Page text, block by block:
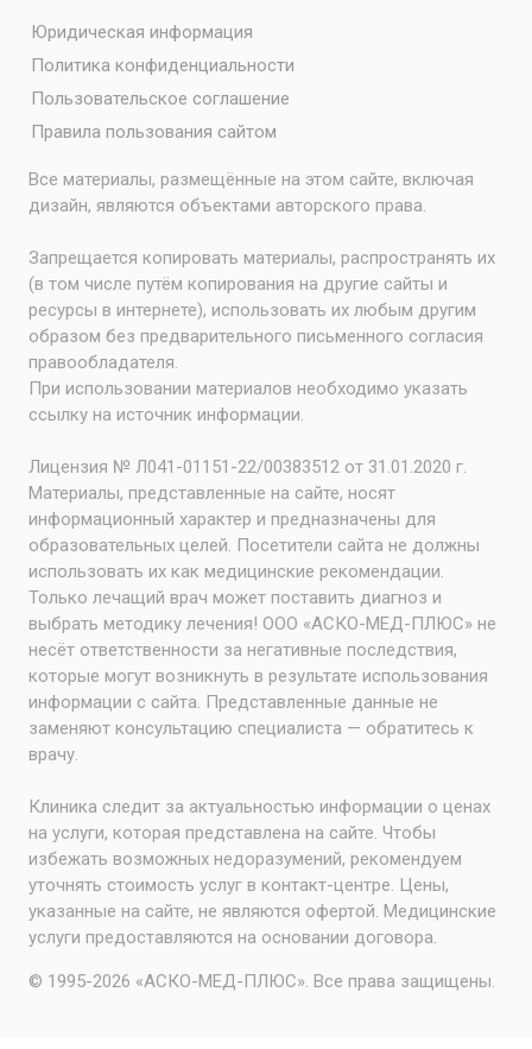
Юридическая информация
Политика конфиденциальности
Пользовательское соглашение
Правила пользования сайтом
Все материалы, размещённые на этом сайте, включая
дизайн, являются объектами авторского права.
Запрещается копировать материалы, распространять их
(в том числе путём копирования на другие сайты и
ресурсы в интернете), использовать их любым другим
образом без предварительного письменного согласия
правообладателя.
При использовании материалов необходимо указать
ссылку на источник информации.
Лицензия № Л041-01151-22/00383512 от 31.01.2020 г.
Материалы, представленные на сайте, носят
информационный характер и предназначены для
образовательных целей. Посетители сайта не должны
использовать их как медицинские рекомендации.
Только лечащий врач может поставить диагноз и
выбрать методику лечения! ООО «АСКО-МЕД-ПЛЮС» не
несёт ответственности за негативные последствия,
которые могут возникнуть в результате использования
информации с сайта. Представленные данные не
заменяют консультацию специалиста — обратитесь к
врачу.
Клиника следит за актуальностью информации о ценах
на услуги, которая представлена на сайте. Чтобы
избежать возможных недоразумений, рекомендуем
уточнять стоимость услуг в контакт-центре. Цены,
указанные на сайте, не являются офертой. Медицинские
услуги предоставляются на основании договора.
© 1995-2026 «АСКО-МЕД-ПЛЮС». Все права защищены.